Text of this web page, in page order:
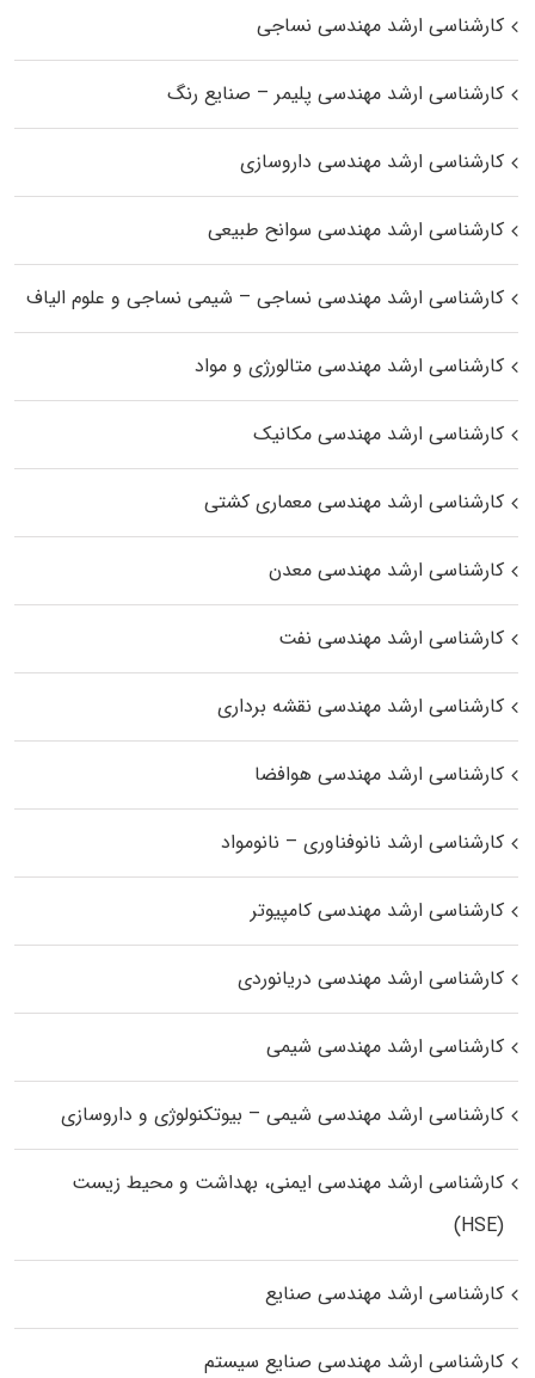
کارشناسی ارشد مهندسی نساجی
کارشناسی ارشد مهندسی پلیمر – صنایع رنگ
کارشناسی ارشد مهندسی داروسازی
کارشناسی ارشد مهندسی سوانح طبیعی
کارشناسی ارشد مهندسی نساجی – شیمی نساجی و علوم الیاف
کارشناسی ارشد مهندسی متالورژی و مواد
کارشناسی ارشد مهندسی مکانیک
کارشناسی ارشد مهندسی معماری کشتی
کارشناسی ارشد مهندسی معدن
کارشناسی ارشد مهندسی نفت
کارشناسی ارشد مهندسی نقشه برداری
کارشناسی ارشد مهندسی هوافضا
کارشناسی ارشد نانوفناوری – نانومواد
کارشناسی ارشد مهندسی کامپیوتر
کارشناسی ارشد مهندسی دریانوردی
کارشناسی ارشد مهندسی شیمی
کارشناسی ارشد مهندسی شیمی – بیوتکنولوژی و داروسازی
کارشناسی ارشد مهندسی ایمنی، بهداشت و محیط زیست
(HSE)
کارشناسی ارشد مهندسی صنایع
کارشناسی ارشد مهندسی صنایع سیستم